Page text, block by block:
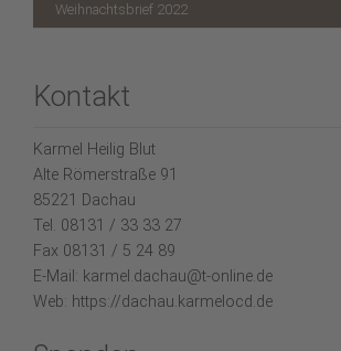
Weihnachtsbrief 2022
Kontakt
Karmel Heilig Blut
Alte Römerstraße 91
85221 Dachau
Tel. 08131 / 33 33 27
Fax 08131 / 5 24 89
E-Mail: karmel.dachau@t-online.de
Web: https://dachau.karmelocd.de